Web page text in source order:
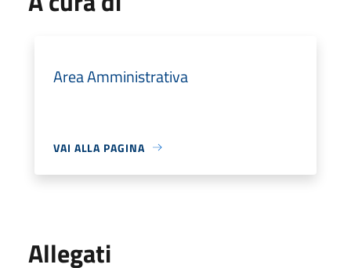
Area Amministrativa
VAI ALLA PAGINA
Allegati